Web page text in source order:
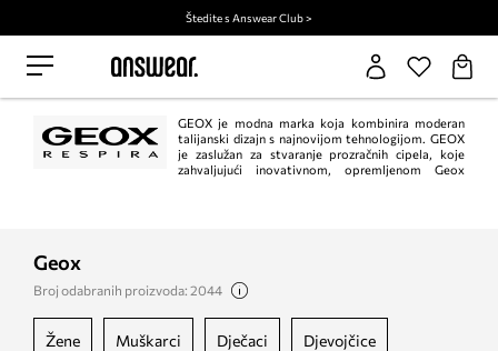
Štedite s Answear Club >
GEOX je modna marka koja kombinira moderan
talijanski dizajn s najnovijom tehnologijom. GEOX
je zaslužan za stvaranje prozračnih cipela, koje
zahvaljujući inovativnom, opremljenom Geox
Geox
Broj odabranih proizvoda: 2044
žene muškarci dječaci djevojčice